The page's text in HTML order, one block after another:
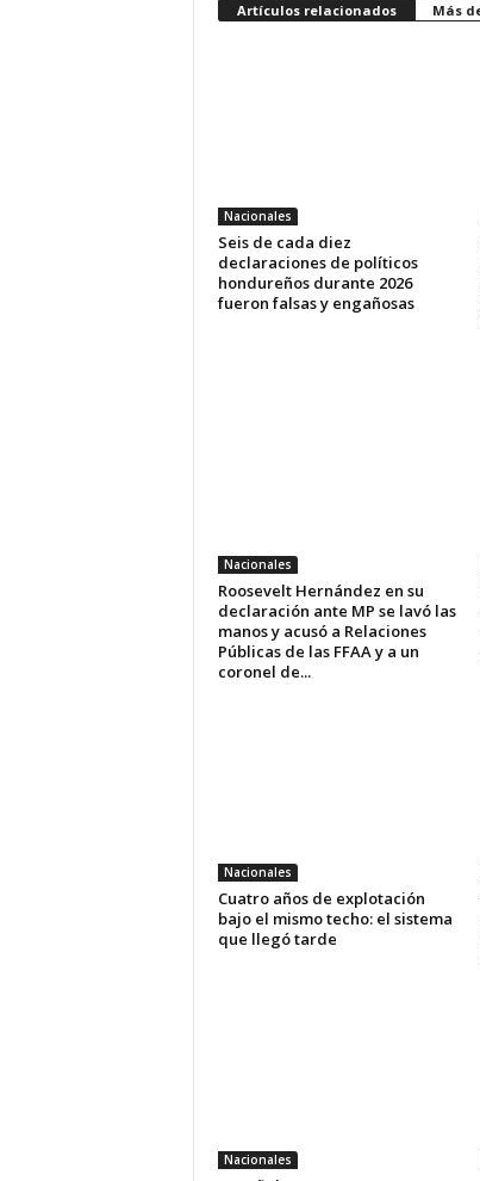
Artículos relacionados Más
Nacionales
Seis de cada diez
declaraciones de políticos
hondureños durante 2026
fueron falsas y engañosas
Nacionales
Roosevelt Hernández en su
declaración ante MP se lavó las
manos y acusó a Relaciones
Públicas de las FFAA y a un
coronel de...
Nacionales
Cuatro años de explotación
bajo el mismo techo: el sistema
que llegó tarde
Nacionales